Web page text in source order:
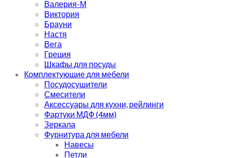
Валерия-М
Виктория
Брауни
Настя
Вега
Греция
Шкафы для посуды
Комплектующие для мебели
Посудосушители
Смесители
Аксессуары для кухни, рейлинги
Фартуки МДФ (4мм)
Зеркала
Фурнитура для мебели
Навесы
Петли